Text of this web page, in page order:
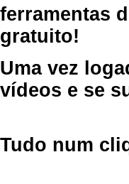
ferramentas
gratuito!
Uma vez
vídeos e se
Tudo num